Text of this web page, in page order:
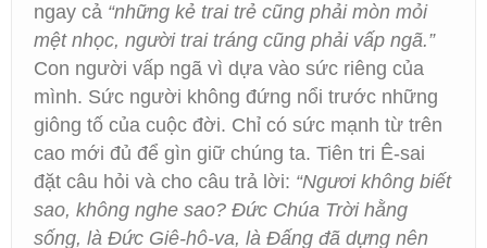
ngay cả “những kẻ trai trẻ cũng phải mòn mỏi
mệt nhọc, người trai tráng cũng phải vấp ngã.”
Con người vấp ngã vì dựa vào sức riêng của
mình. Sức người không đứng nổi trước những
giông tố của cuộc đời. Chỉ có sức mạnh từ trên
cao mới đủ để gìn giữ chúng ta. Tiên tri Ê-sai
đặt câu hỏi và cho câu trả lời: “Ngươi không biết
sao, không nghe sao? Đức Chúa Trời hằng
sống, là Đức Giê-hô-va, là Đấng đã dựng nên